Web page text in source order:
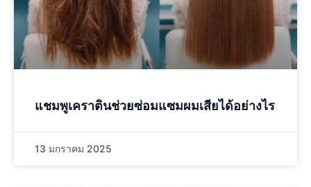
แชมพูเคราตินช่วยซ่อมแซมผมเสียได้อย่างไร
13 มกราคม 2025